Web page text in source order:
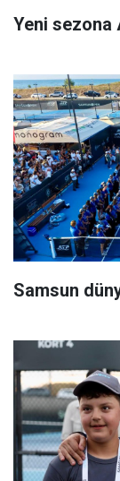
Yeni sezona
Samsun